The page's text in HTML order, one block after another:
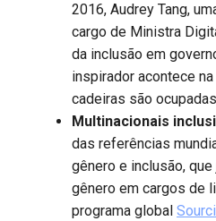
2016, Audrey Tang,
cargo de Ministra
da inclusão em
inspirador acontece na
cadeiras são
Multinacionais
das referências
gênero e inclusão,
gênero em cargos de
programa global